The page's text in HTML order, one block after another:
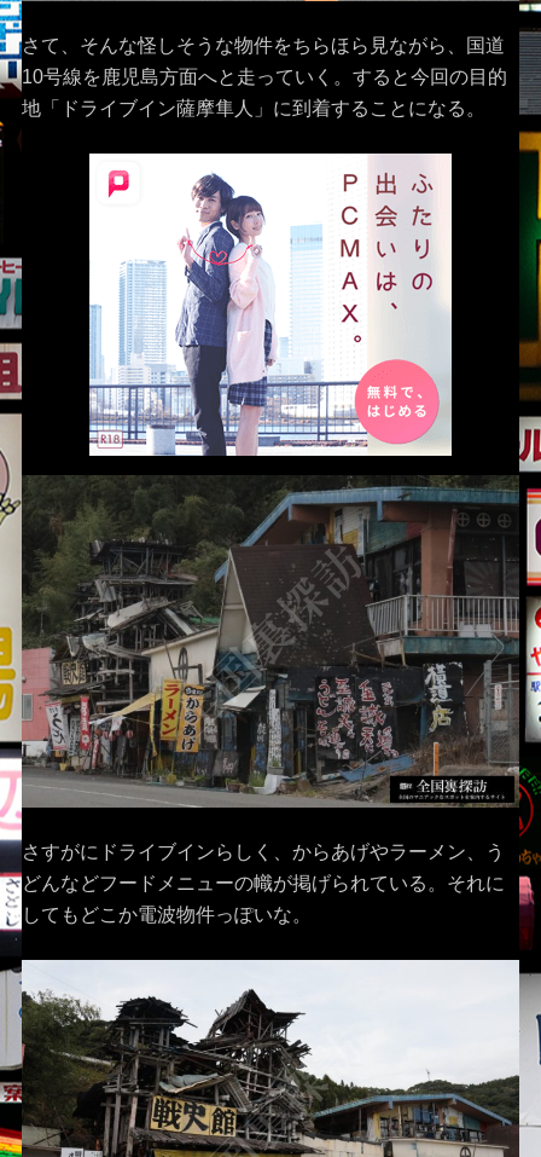
さて、そんな怪しそうな物件をちらほら見ながら、国道
10号線を鹿児島方面へと走っていく。すると今回の目的
地「ドライブイン薩摩隼人」に到着することになる。
さすがにドライブインらしく、からあげやラーメン、う
どんなどフードメニューの幟が掲げられている。それに
してもどこか電波物件っぽいな。